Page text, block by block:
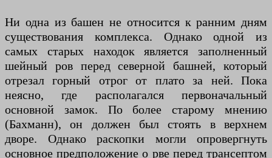
Ни одна из башен не относится к ранним дням
существования комплекса. Однако одной из
самых старых находок является заполненный
шейный ров перед северной башней, который
отрезал горный отрог от плато за ней. Пока
неясно, где располагался первоначальный
основной замок. По более старому мнению
(Бахманн), он должен был стоять в верхнем
дворе. Однако раскопки могли опровергнуть
основное предположение о рве перед трансептом